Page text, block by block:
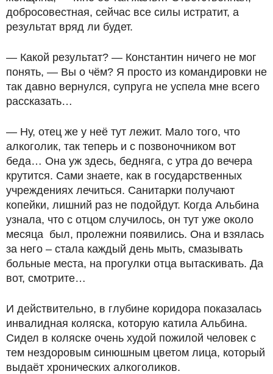
добросовестная, сейчас все силы истратит, а
результат вряд ли будет.
— Какой результат? — Константин ничего не мог
понять, — Вы о чём? Я просто из командировки не
так давно вернулся, супруга не успела мне всего
рассказать…
— Ну, отец же у неё тут лежит. Мало того, что
алкоголик, так теперь и с позвоночником вот
беда… Она уж здесь, бедняга, с утра до вечера
крутится. Сами знаете, как в государственных
учреждениях лечиться. Санитарки получают
копейки, лишний раз не подойдут. Когда Альбина
узнала, что с отцом случилось, он тут уже около
месяца был, пролежни появились. Она и взялась
за него – стала каждый день мыть, смазывать
больные места, на прогулки отца вытаскивать. Да
вот, смотрите…
И действительно, в глубине коридора показалась
инвалидная коляска, которую катила Альбина.
Сидел в коляске очень худой пожилой человек с
тем нездоровым синюшным цветом лица, который
выдаёт хронических алкоголиков.